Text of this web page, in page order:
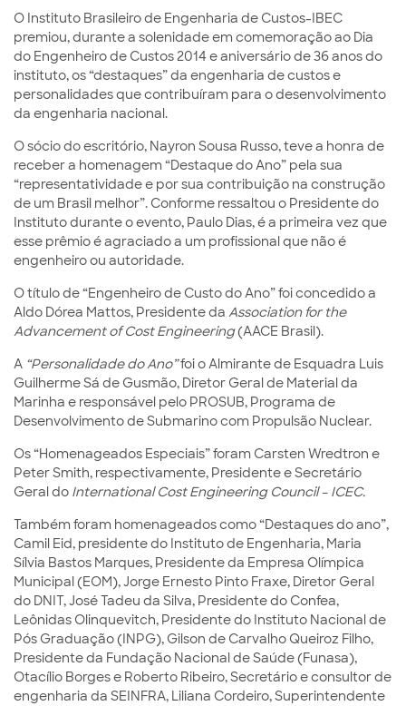
O Instituto Brasileiro de Engenharia de Custos-IBEC
premiou, durante a solenidade em comemoração ao Dia
do Engenheiro de Custos 2014 e aniversário de 36 anos do
instituto, os “destaques” da engenharia de custos e
personalidades que contribuíram para o desenvolvimento
da engenharia nacional.
O sócio do escritório, Nayron Sousa Russo, teve a honra de
receber a homenagem “Destaque do Ano” pela sua
“representatividade e por sua contribuição na construção
de um Brasil melhor”. Conforme ressaltou o Presidente do
Instituto durante o evento, Paulo Dias, é a primeira vez que
esse prêmio é agraciado a um profissional que não é
engenheiro ou autoridade.
O título de “Engenheiro de Custo do Ano” foi concedido a
Aldo Dórea Mattos, Presidente da Association for the
Advancement of Cost Engineering(AACE Brasil).
A “Personalidade do Ano”foi o Almirante de Esquadra Luis
Guilherme Sá de Gusmão, Diretor Geral de Material da
Marinha e responsável pelo PROSUB, Programa de
Desenvolvimento de Submarino com Propulsão Nuclear.
Os “Homenageados Especiais” foram Carsten Wredtron e
Peter Smith, respectivamente, Presidente e Secretário
Geral do International Cost Engineering Council – ICEC.
Também foram homenageados como “Destaques do ano”,
Camil Eid, presidente do Instituto de Engenharia, Maria
Sílvia Bastos Marques, Presidente da Empresa Olímpica
Municipal (EOM), Jorge Ernesto Pinto Fraxe, Diretor Geral
do DNIT, José Tadeu da Silva, Presidente do Confea,
Leônidas Olinquevitch, Presidente do Instituto Nacional de
Pós Graduação (INPG), Gilson de Carvalho Queiroz Filho,
Presidente da Fundação Nacional de Saúde (Funasa),
Otacílio Borges e Roberto Ribeiro, Secretário e consultor de
engenharia da SEINFRA, Liliana Cordeiro, Superintendente